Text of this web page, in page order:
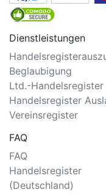
Dienstleistungen
Beglaubigung
Ltd.-Handelsregister
Handelsregister
Vereinsregister
FAQ
FAQ
Handelsregister
(Deutschland)